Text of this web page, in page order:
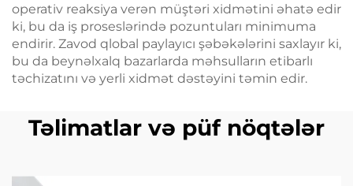
operativ reaksiya verən müştəri xidmətini əhatə edir
ki, bu da iş proseslərində pozuntuları minimuma
endirir. Zavod qlobal paylayıcı şəbəkələrini saxlayır ki,
bu da beynəlxalq bazarlarda məhsulların etibarlı
təchizatını və yerli xidmət dəstəyini təmin edir.
Təlimatlar və püf nöqtələr